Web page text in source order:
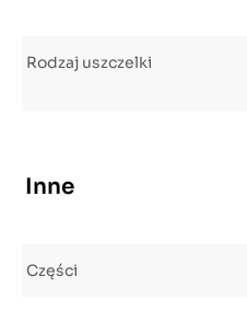
Rodzaj uszczelki
Inne
Części